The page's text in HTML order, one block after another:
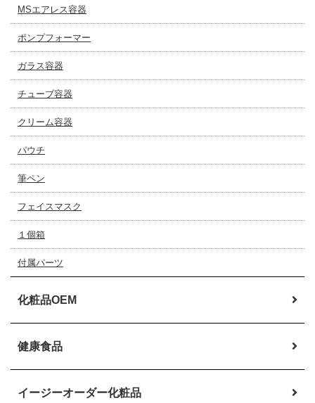
MSエアレス容器
ポンプフォーマー
ガラス容器
チューブ容器
クリーム容器
パウチ
筆ペン
フェイスマスク
１個箱
付属パーツ
化粧品OEM
健康食品
イージーオーダー化粧品